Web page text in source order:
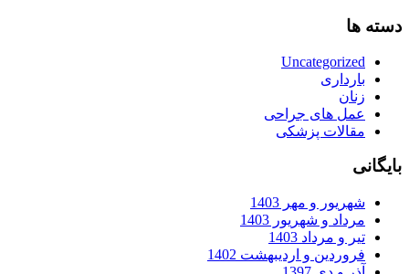
دسته ها
Uncategorized
بارداری
زنان
عمل های جراحی
مقالات پزشکی
بایگانی
شهریور و مهر 1403
مرداد و شهریور 1403
تیر و مرداد 1403
فروردین و اردیبهشت 1402